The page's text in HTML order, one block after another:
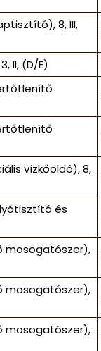
8, III,
II, (D/E)
fertőtlenítő
fertőtlenítő
vízkőoldó), 8,
és
mosogatószer),
mosogatószer),
mosogatószer),